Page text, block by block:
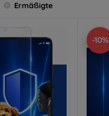
Ermäßigte
-10%